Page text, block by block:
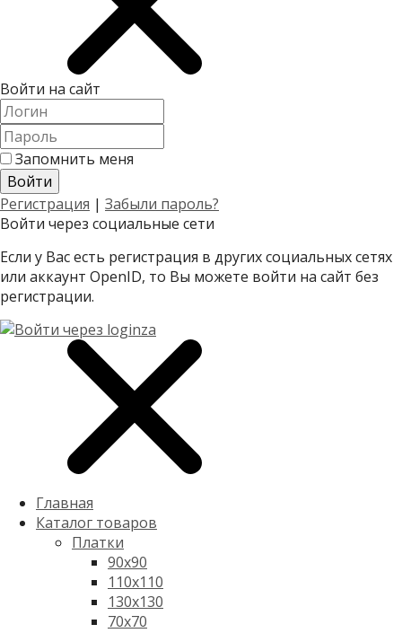
Войти на сайт
Запомнить меня
Регистрация | Забыли пароль?
Войти через социальные сети
Если у Вас есть регистрация в других социальных сетях
или аккаунт OpenID, то Вы можете войти на сайт без
регистрации.
Главная
Каталог товаров
Платки
90x90
110x110
130x130
70х70